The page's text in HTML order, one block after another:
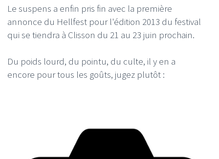
Le suspens a enfin pris fin avec la première
annonce du Hellfest pour l'édition 2013 du festival
qui se tiendra à Clisson du 21 au 23 juin prochain.
Du poids lourd, du pointu, du culte, il y en a
encore pour tous les goûts, jugez plutôt :